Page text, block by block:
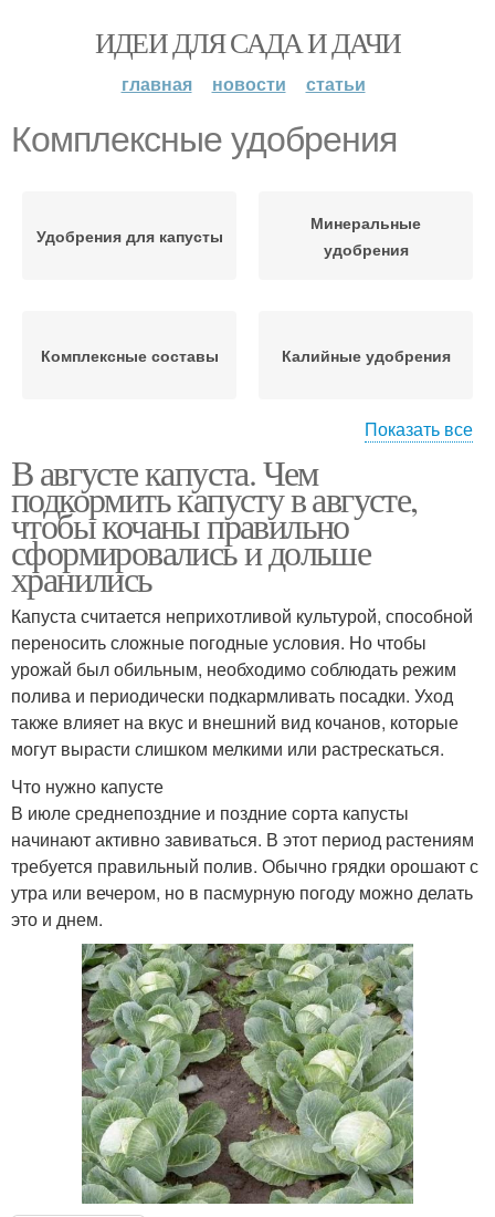
ИДЕИ ДЛЯ САДА И ДАЧИ
главная новости статьи
Комплексные удобрения
Удобрения для капусты
Минеральные
удобрения
Комплексные составы Калийные удобрения
Весенний удобрение Удобрения для сада
Органические
удобрения
Удобрение для огорода Удобрения для огорода
Зелёное удобрение Удобрение для овощей
Минеральное
удобрение
Народные удобрения
Домашние удобрения Удобрения для дачи
Безопасные удобрения
Универсальные
удобрения
Показать все
В августе капуста. Чем
подкормить капусту в августе,
чтобы кочаны правильно
сформировались и дольше
хранились
Капуста считается неприхотливой культурой, способной
переносить сложные погодные условия. Но чтобы
урожай был обильным, необходимо соблюдать режим
полива и периодически подкармливать посадки. Уход
также влияет на вкус и внешний вид кочанов, которые
могут вырасти слишком мелкими или растрескаться.
Что нужно капусте
В июле среднепоздние и поздние сорта капусты
начинают активно завиваться. В этот период растениям
требуется правильный полив. Обычно грядки орошают с
утра или вечером, но в пасмурную погоду можно делать
это и днем.